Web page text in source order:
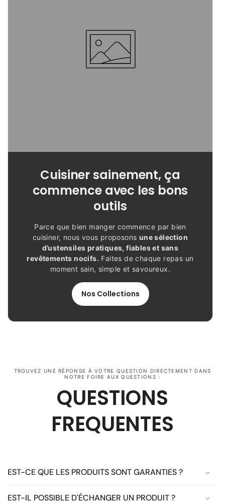
Cuisiner sainement, ça
commence avec les bons
outils
Parce que bien manger commence par bien
cuisiner, nous vous proposons une sélection
d’ustensiles pratiques, fiables et sans
revêtements nocifs. Faites de chaque repas un
moment sain, simple et savoureux.
Nos Collections
TROUVEZ UNE RÉPONSE À VOTRE QUESTION DIRECTEMENT DANS
NOTRE FOIRE AUX QUESTIONS :
QUESTIONS
FREQUENTES
EST-CE QUE LES PRODUITS SONT GARANTIES ?
EST-IL POSSIBLE D'ÉCHANGER UN PRODUIT ?